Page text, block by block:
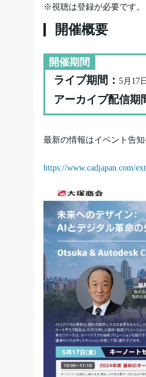
※視聴は登録が必要です。
開催概要
開催期間
ライブ期間： 5月17
アーカイブ配信期
最新の情報はイベント告
https://www.cadjapan.com/